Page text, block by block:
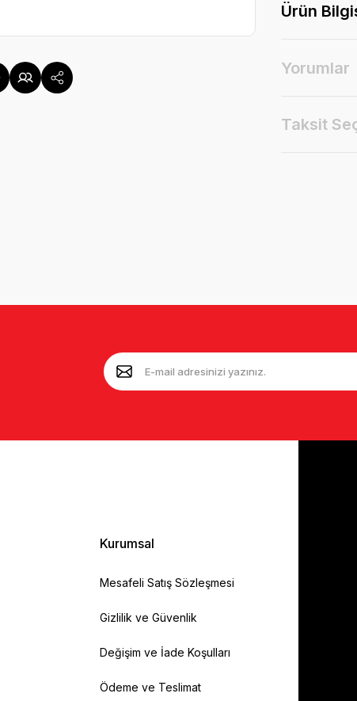
Ürün
Yorumlar
Taksit
Kurumsal
Mesafeli Satış Sözleşmesi
Gizlilik ve Güvenlik
Değişim ve İade Koşulları
Ödeme ve Teslimat